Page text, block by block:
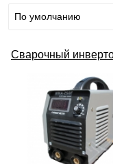
По умолчанию
Сварочный